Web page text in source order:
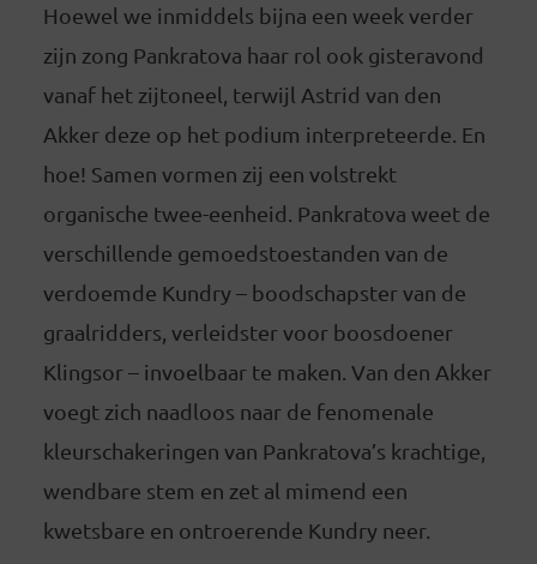
Hoewel we inmiddels bijna een week verder
zijn zong Pankratova haar rol ook gisteravond
vanaf het zijtoneel, terwijl Astrid van den
Akker deze op het podium interpreteerde. En
hoe! Samen vormen zij een volstrekt
organische twee-eenheid. Pankratova weet de
verschillende gemoedstoestanden van de
verdoemde Kundry – boodschapster van de
graalridders, verleidster voor boosdoener
Klingsor – invoelbaar te maken. Van den Akker
voegt zich naadloos naar de fenomenale
kleurschakeringen van Pankratova’s krachtige,
wendbare stem en ­zet al mimend een
kwetsbare en ontroerende Kundry neer.